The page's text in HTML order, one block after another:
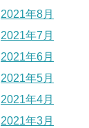
2021年8月
2021年7月
2021年6月
2021年5月
2021年4月
2021年3月